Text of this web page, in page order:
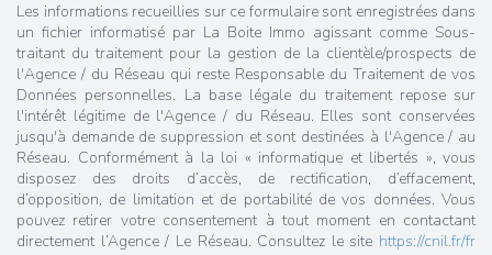
Les informations recueillies sur ce formulaire sont enregistrées dans
un fichier informatisé par La Boite Immo agissant comme Sous-
traitant du traitement pour la gestion de la clientèle/prospects de
l'Agence / du Réseau qui reste Responsable du Traitement de vos
Données personnelles. La base légale du traitement repose sur
l'intérêt légitime de l'Agence / du Réseau. Elles sont conservées
jusqu'à demande de suppression et sont destinées à l'Agence / au
Réseau. Conformément à la loi « informatique et libertés », vous
disposez des droits d’accès, de rectification, d’effacement,
d’opposition, de limitation et de portabilité de vos données. Vous
pouvez retirer votre consentement à tout moment en contactant
directement l’Agence / Le Réseau. Consultez le site https://cnil.fr/fr